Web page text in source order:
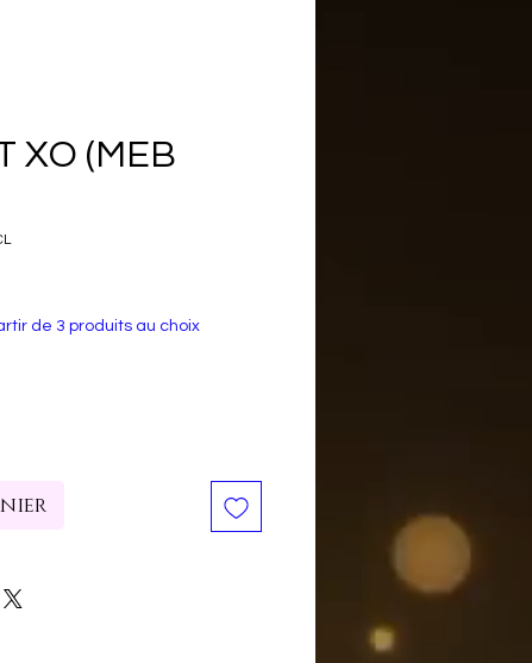
XO (MEB
de 3 produits au choix